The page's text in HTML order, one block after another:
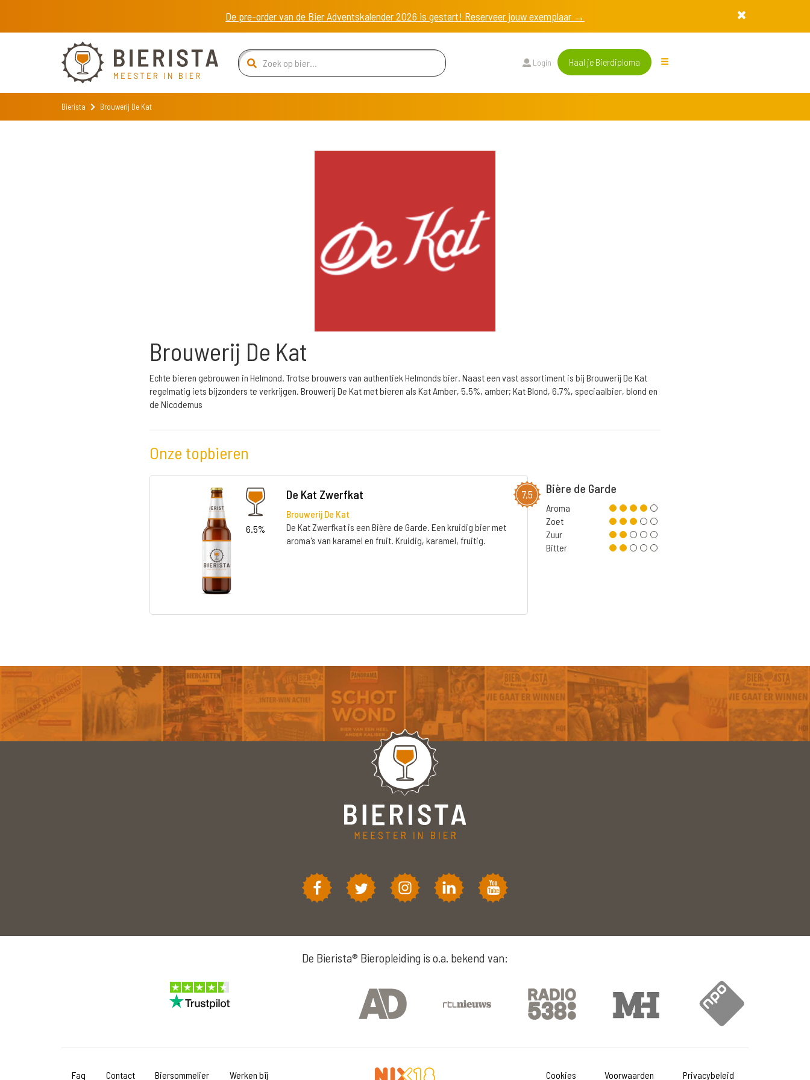
De pre-order van de Bier Adventskalender 2026 is gestart! Reserveer jouw exemplaar →
Login Haal je Bierdiploma
Bierista Brouwerij De Kat
Brouwerij De Kat
Echte bieren gebrouwen in Helmond. Trotse brouwers van authentiek Helmonds bier. Naast een vast assortiment is bij Brouwerij De Kat
regelmatig iets bijzonders te verkrijgen. Brouwerij De Kat met bieren als Kat Amber, 5.5%, amber; Kat Blond, 6.7%, speciaalbier, blond en
de Nicodemus
Onze topbieren
7,5
6.5%
De Kat Zwerfkat
Brouwerij De Kat
De Kat Zwerfkat is een Bière de Garde. Een kruidig bier met
aroma's van karamel en fruit. Kruidig, karamel, fruitig.
Bière de Garde
Aroma
Zoet
Zuur
Bitter
De Bierista® Bieropleiding is o.a. bekend van:
Faq Contact Biersommelier Werken bij Cookies Voorwaarden Privacybeleid